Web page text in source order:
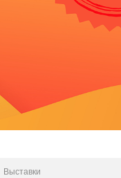
Выставки